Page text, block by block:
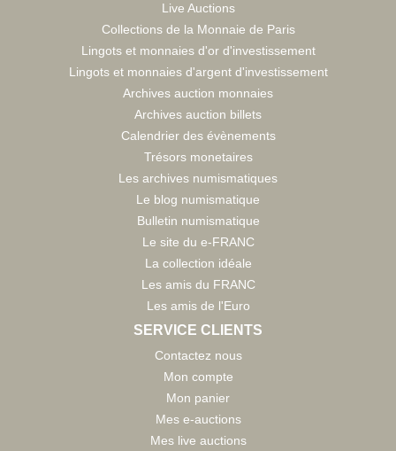
Live Auctions
Collections de la Monnaie de Paris
Lingots et monnaies d'or d'investissement
Lingots et monnaies d'argent d'investissement
Archives auction monnaies
Archives auction billets
Calendrier des évènements
Trésors monetaires
Les archives numismatiques
Le blog numismatique
Bulletin numismatique
Le site du e-FRANC
La collection idéale
Les amis du FRANC
Les amis de l'Euro
SERVICE CLIENTS
Contactez nous
Mon compte
Mon panier
Mes e-auctions
Mes live auctions